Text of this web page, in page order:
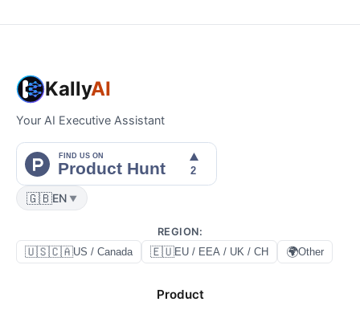
KallyAI
Your AI Executive Assistant
🇬🇧EN ▼
REGION:
🇺🇸🇨🇦US / Canada 🇪🇺EU / EEA / UK / CH 🌍Other
Product